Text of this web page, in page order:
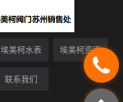
埃美柯水表 埃美柯资讯
联系我们